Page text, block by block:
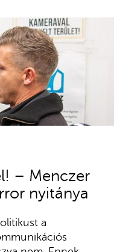
– Menczer
nyitánya
a